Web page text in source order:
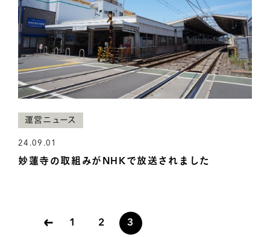
運営ニュース
24.09.01
妙蓮寺の取組みがNHKで放送されました
1 2 3